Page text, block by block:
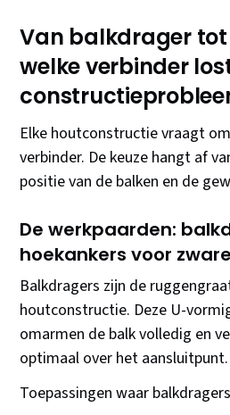
Van balkdrager
welke verbinder
Elke houtconstructie vraagt
verbinder. De keuze hangt af
positie van de balken en de
De werkpaarden:
hoekankers voor
Balkdragers zijn de
houtconstructie. Deze U-
omarmen de balk volledig en
optimaal over het aansluitpunt.
Toepassingen waar